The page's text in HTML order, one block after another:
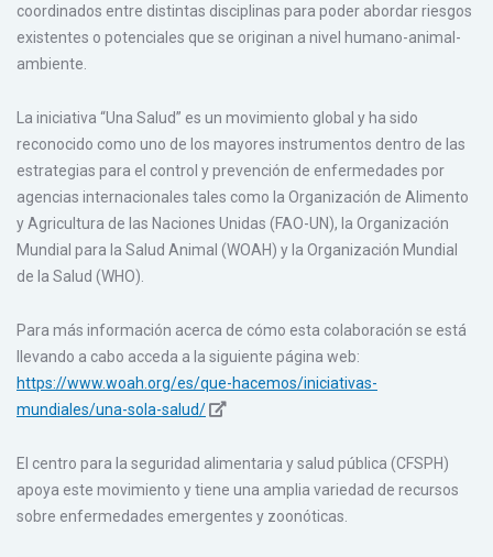
coordinados entre distintas disciplinas para poder abordar riesgos
existentes o potenciales que se originan a nivel humano-animal-
ambiente.
La iniciativa “Una Salud” es un movimiento global y ha sido
reconocido como uno de los mayores instrumentos dentro de las
estrategias para el control y prevención de enfermedades por
agencias internacionales tales como la Organización de Alimento
y Agricultura de las Naciones Unidas (FAO-UN), la Organización
Mundial para la Salud Animal (WOAH) y la Organización Mundial
de la Salud (WHO).
Para más información acerca de cómo esta colaboración se está
llevando a cabo acceda a la siguiente página web:
https://www.woah.org/es/que-hacemos/iniciativas-
mundiales/una-sola-salud/
El centro para la seguridad alimentaria y salud pública (CFSPH)
apoya este movimiento y tiene una amplia variedad de recursos
sobre enfermedades emergentes y zoonóticas.